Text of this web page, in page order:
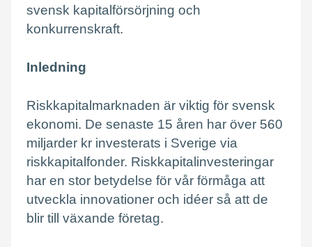
svensk kapitalförsörjning och
konkurrenskraft.
Inledning
Riskkapitalmarknaden är viktig för svensk
ekonomi. De senaste 15 åren har över 560
miljarder kr investerats i Sverige via
riskkapitalfonder. Riskkapitalinvesteringar
har en stor betydelse för vår förmåga att
utveckla innovationer och idéer så att de
blir till växande företag.